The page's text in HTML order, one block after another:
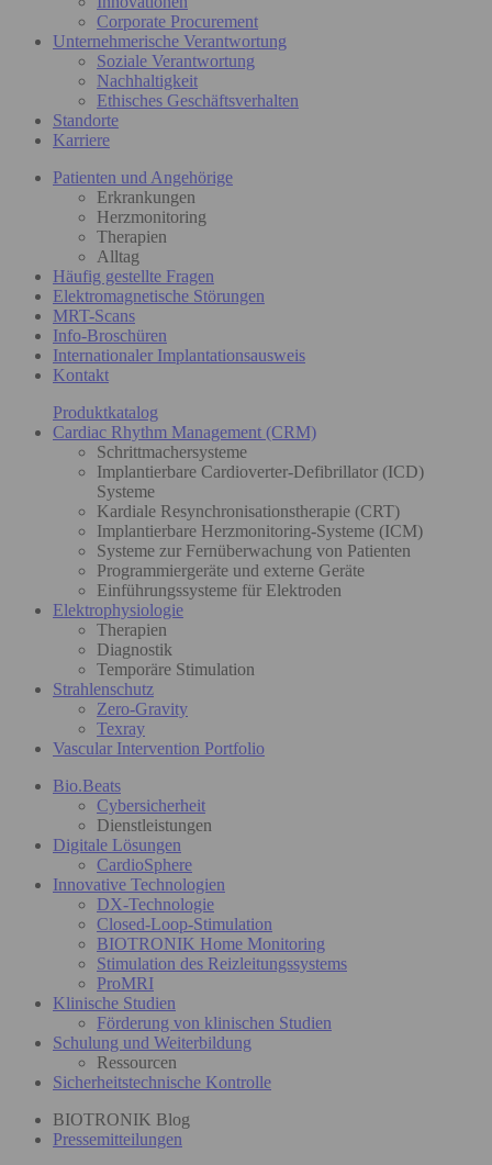
Corporate Procurement
Unternehmerische Verantwortung
Soziale Verantwortung
Nachhaltigkeit
Ethisches Geschäftsverhalten
Standorte
Karriere
Patienten und Angehörige
Erkrankungen
Herzmonitoring
Therapien
Alltag
Häufig gestellte Fragen
Elektromagnetische Störungen
MRT-Scans
Info-Broschüren
Internationaler Implantationsausweis
Kontakt
Produktkatalog
Cardiac Rhythm Management (CRM)
Schrittmachersysteme
Implantierbare Cardioverter-Defibrillator (ICD)
Systeme
Kardiale Resynchronisationstherapie (CRT)
Implantierbare Herzmonitoring-Systeme (ICM)
Systeme zur Fernüberwachung von Patienten
Programmiergeräte und externe Geräte
Einführungssysteme für Elektroden
Elektrophysiologie
Therapien
Diagnostik
Temporäre Stimulation
Strahlenschutz
Zero-Gravity
Texray
Vascular Intervention Portfolio
Bio.Beats
Cybersicherheit
Dienstleistungen
Digitale Lösungen
CardioSphere
Innovative Technologien
DX-Technologie
Closed-Loop-Stimulation
BIOTRONIK Home Monitoring
Stimulation des Reizleitungssystems
ProMRI
Klinische Studien
Förderung von klinischen Studien
Schulung und Weiterbildung
Ressourcen
Sicherheitstechnische Kontrolle
BIOTRONIK Blog
Pressemitteilungen